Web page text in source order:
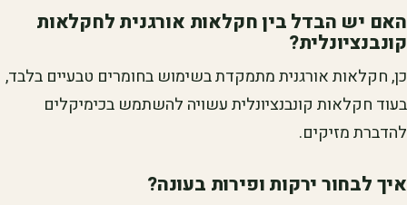
האם יש הבדל בין חקלאות אורגנית לחקלאות
קונבנציונלית?
כן, חקלאות אורגנית מתמקדת בשימוש בחומרים טבעיים בלבד,
בעוד חקלאות קונבנציונלית עשויה להשתמש בכימיקלים
להדברת מזיקים.
איך לבחור ירקות ופירות בעונה?